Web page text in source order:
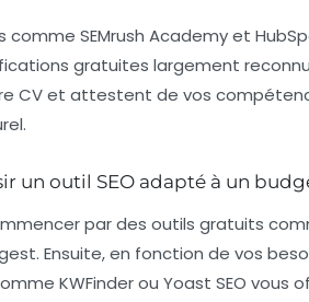
comme SEMrush Academy et
gratuites largement
CV et attestent de vos
un outil SEO adapté à un
par des outils gratuits
Ensuite, en fonction de vos
KWFinder ou Yoast SEO vous